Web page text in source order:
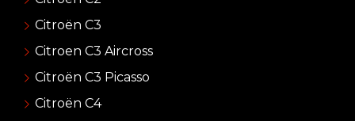
Citroën C3
Citroen C3 Aircross
Citroën C3 Picasso
Citroën C4